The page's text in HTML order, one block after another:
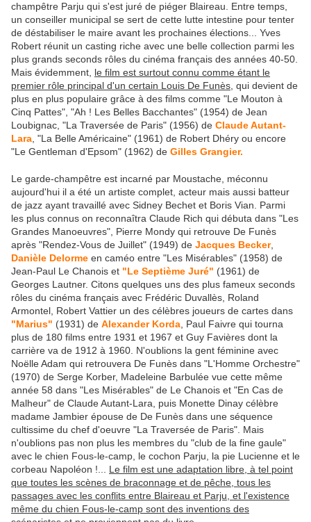
champêtre Parju qui s'est juré de piéger Blaireau. Entre temps,
un conseiller municipal se sert de cette lutte intestine pour tenter
de déstabiliser le maire avant les prochaines élections... Yves
Robert réunit un casting riche avec une belle collection parmi les
plus grands seconds rôles du cinéma français des années 40-50.
Mais évidemment, le film est surtout connu comme étant le
premier rôle principal d'un certain Louis De Funès, qui devient de
plus en plus populaire grâce à des films comme "Le Mouton à
Cinq Pattes", "Ah ! Les Belles Bacchantes" (1954) de Jean
Loubignac, "La Traversée de Paris" (1956) de Claude Autant-
Lara , "La Belle Américaine" (1961) de Robert Dhéry ou encore
"Le Gentleman d'Epsom" (1962) de Gilles Grangier.
Le garde-champêtre est incarné par Moustache, méconnu
aujourd'hui il a été un artiste complet, acteur mais aussi batteur
de jazz ayant travaillé avec Sidney Bechet et Boris Vian. Parmi
les plus connus on reconnaîtra Claude Rich qui débuta dans "Les
Grandes Manoeuvres", Pierre Mondy qui retrouve De Funès
après "Rendez-Vous de Juillet" (1949) de Jacques Becker,
Danièle Delorme en caméo entre "Les Misérables" (1958) de
Jean-Paul Le Chanois et "Le Septième Juré" (1961) de
Georges Lautner. Citons quelques uns des plus fameux seconds
rôles du cinéma français avec Frédéric Duvallès, Roland
Armontel, Robert Vattier un des célèbres joueurs de cartes dans
"Marius" (1931) de Alexander Korda , Paul Faivre qui tourna
plus de 180 films entre 1931 et 1967 et Guy Favières dont la
carrière va de 1912 à 1960. N'oublions la gent féminine avec
Noëlle Adam qui retrouvera De Funès dans "L'Homme Orchestre"
(1970) de Serge Korber, Madeleine Barbulée vue cette même
année 58 dans "Les Misérables" de Le Chanois et "En Cas de
Malheur" de Claude Autant-Lara, puis Monette Dinay célèbre
madame Jambier épouse de De Funès dans une séquence
cultissime du chef d'oeuvre "La Traversée de Paris". Mais
n'oublions pas non plus les membres du "club de la fine gaule"
avec le chien Fous-le-camp, le cochon Parju, la pie Lucienne et le
corbeau Napoléon !... Le film est une adaptation libre, à tel point
que toutes les scènes de braconnage et de pêche, tous les
passages avec les conflits entre Blaireau et Parju, et l'existence
même du chien Fous-le-camp sont des inventions des